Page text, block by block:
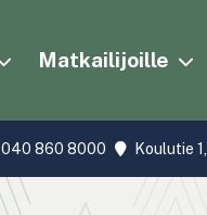
Matkailijoille
040 860 8000 Koulutie